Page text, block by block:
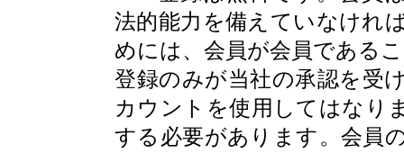
法的能力を備えていなけれ
めには、会員が会員である
登録のみが当社の承認を受
カウントを使用してはなり
する必要があります。会員